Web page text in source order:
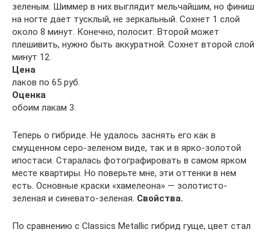
зеленым. Шиммер в них выглядит мельчайшим, но финиш
на ногте дает тусклый, не зеркальный. Сохнет 1 слой
около 8 минут. Конечно, полосит. Второй может
плешивить, нужно быть аккуратной. Сохнет второй слой
минут 12.
Цена
лаков по 65 руб.
Оценка
обоим лакам 3.
Теперь о гибриде. Не удалось заснять его как в
смущенном серо-зеленом виде, так и в ярко-золотой
ипостаси. Старалась фотографировать в самом ярком
месте квартиры. Но поверьте мне, эти оттенки в нем
есть. Основные краски «хамелеона» — золотисто-
зеленая и синевато-зеленая. Свойства.
По сравнению с Classics Metallic гибрид гуще, цвет стал